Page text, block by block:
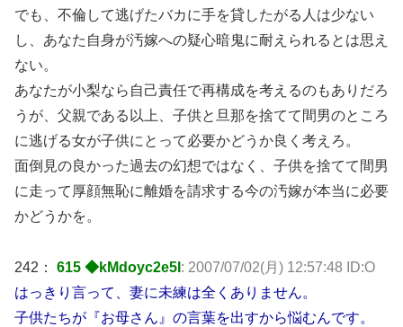
でも、不倫して逃げたバカに手を貸したがる人は少ない
し、あなた自身が汚嫁への疑心暗鬼に耐えられるとは思え
ない。
あなたが小梨なら自己責任で再構成を考えるのもありだろ
うが、父親である以上、子供と旦那を捨てて間男のところ
に逃げる女が子供にとって必要かどうか良く考えろ。
面倒見の良かった過去の幻想ではなく、子供を捨てて間男
に走って厚顔無恥に離婚を請求する今の汚嫁が本当に必要
かどうかを。
242： 615 ◆kMdoyc2e5I : 2007/07/02(月) 12:57:48 ID:O
はっきり言って、妻に未練は全くありません。
子供たちが『お母さん』の言葉を出すから悩むんです。